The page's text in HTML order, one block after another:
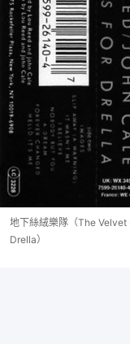
地下絲絨樂隊（The
Drella）